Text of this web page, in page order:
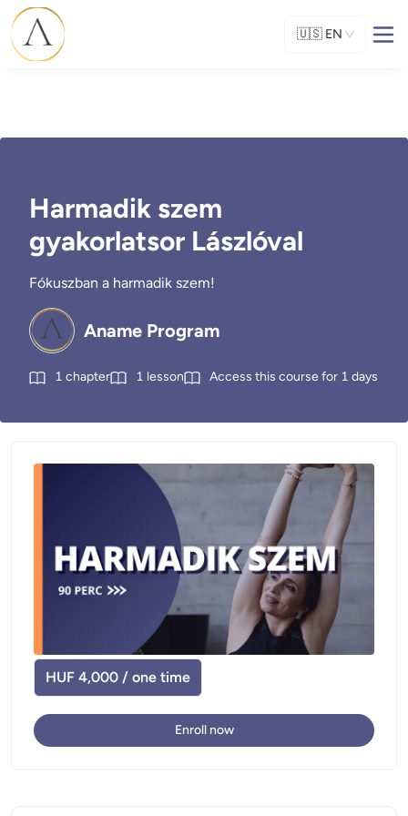
🇺🇸 EN
Harmadik szem
gyakorlatsor Lászlóval
Fókuszban a harmadik szem!
Aname Program
1 chapter 1 lesson Access this course for 1 days
HUF 4,000 / one time
Enroll now